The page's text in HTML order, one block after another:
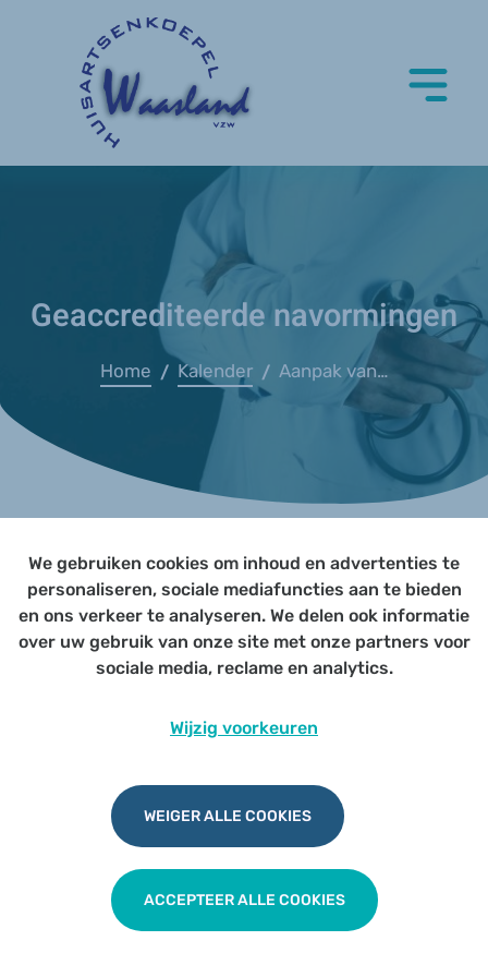
Geaccrediteerde navormingen
Home / Kalender / Aanpak van chronische hoofdpijn (Blasius)
Page not yet published
We gebruiken cookies om inhoud en advertenties te
personaliseren, sociale mediafuncties aan te bieden
en ons verkeer te analyseren. We delen ook informatie
over uw gebruik van onze site met onze partners voor
sociale media, reclame en analytics.
Wijzig voorkeuren
WEIGER ALLE COOKIES
ACCEPTEER ALLE COOKIES
Privacy|Cookies|Disclaimer
Udesite